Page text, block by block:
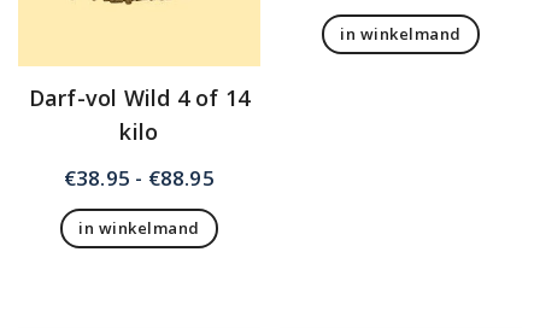
Darf-vol Wild 4 of 14
kilo
€38.95 - €88.95Prijsklasse:
tot
in winkelmand
tot
in winkelmand